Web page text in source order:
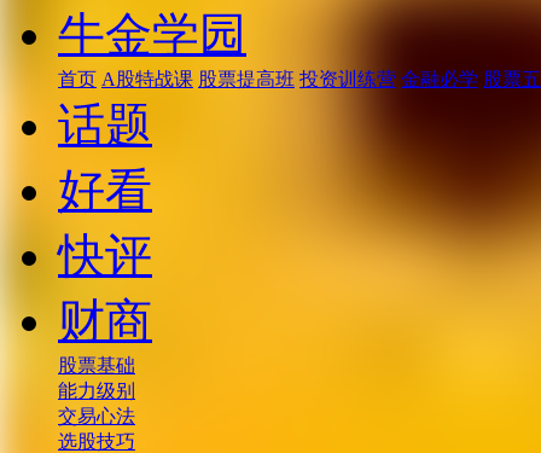
牛金学园
首页 A股特战课 股票提高班 投资训练营 金融必学 股票
话题
好看
快评
财商
股票基础
能力级别
交易心法
选股技巧